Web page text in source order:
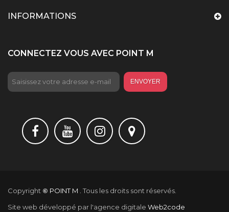
INFORMATIONS
CONNECTEZ VOUS AVEC POINT M
ENVOYER
Copyright © POINT M .
Tous les droits sont réservés.
Site web développé par l'agence digitale Web2code